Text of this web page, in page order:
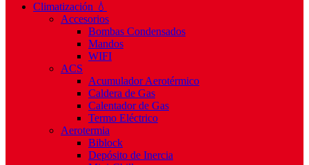
Climatización 💧
Accesorios
Bombas Condensados
Mandos
WIFI
ACS
Acumulador Aerotérmico
Caldera de Gas
Calentador de Gas
Termo Eléctrico
Aerotermia
Biblock
Depósito de Inercia